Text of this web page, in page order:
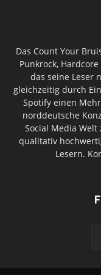
Das Count Your
Punkrock,
das seine Leser
gleichzeitig durch
Spotify einen
norddeutsche
Social Media
qualitativ
Lesern.